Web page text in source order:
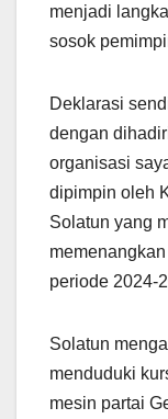
menjadi
sosok
Deklarasi
dengan
organisasi
dipimpin oleh
Solatun yang
periode 2024-
Solatun
menduduki
mesin partai